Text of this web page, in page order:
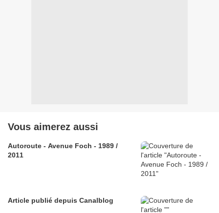
Vous aimerez aussi
Autoroute - Avenue Foch - 1989 /
2011
Article publié depuis Canalblog